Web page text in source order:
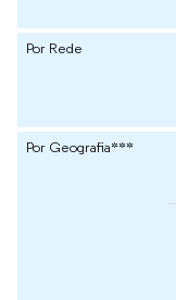
Por Rede
Por Geografia***